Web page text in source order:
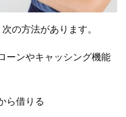
の方法があります。
ーンやキャッシング機能
ら借りる